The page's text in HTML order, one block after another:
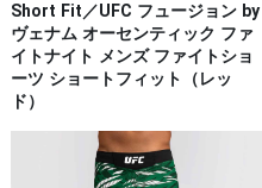
Short Fit／UFC フュージョン by
ヴェナム オーセンティック ファ
イトナイト メンズ ファイトショ
ーツ ショートフィット（レッ
ド）